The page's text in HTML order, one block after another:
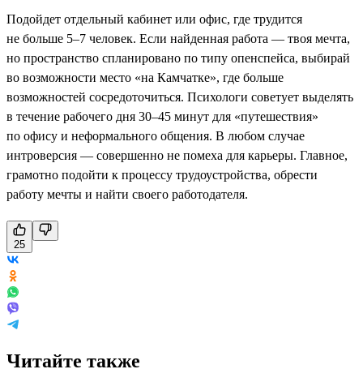
Подойдет отдельный кабинет или офис, где трудится
не больше 5–7 человек. Если найденная работа — твоя мечта,
но пространство спланировано по типу опенспейса, выбирай
во возможности место «на Камчатке», где больше
возможностей сосредоточиться. Психологи советует выделять
в течение рабочего дня 30–45 минут для «путешествия»
по офису и неформального общения. В любом случае
интроверсия — совершенно не помеха для карьеры. Главное,
грамотно подойти к процессу трудоустройства, обрести
работу мечты и найти своего работодателя.
25
Читайте также